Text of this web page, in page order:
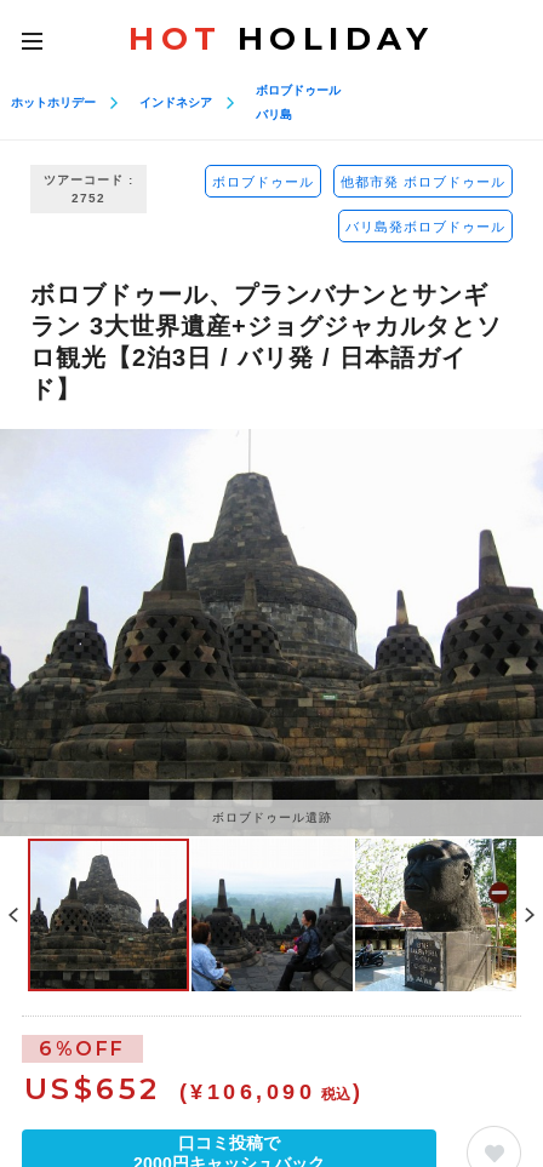
toggle
navigation
HOT HOLIDAY
ホットホリデー インドネシア
ボロブドゥール
バリ島
ツアーコード :
2752
ボロブドゥール 他都市発 ボロブドゥール
バリ島発ボロブドゥール
ボロブドゥール、プランバナンとサンギ
ラン 3大世界遺産+ジョグジャカルタとソ
ロ観光【2泊3日 / バリ発 / 日本語ガイ
ド】
ボロブドゥール遺跡
6%OFF
US$652 (¥106,090 税込)
口コミ投稿で
2000円キャッシュバック